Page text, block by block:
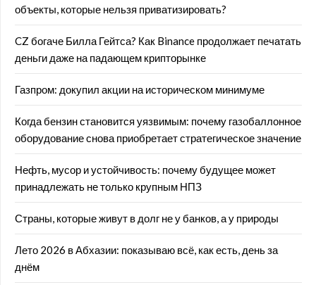
объекты, которые нельзя приватизировать?
CZ богаче Билла Гейтса? Как Binance продолжает печатать
деньги даже на падающем крипторынке
Газпром: докупил акции на историческом минимуме
Когда бензин становится уязвимым: почему газобаллонное
оборудование снова приобретает стратегическое значение
Нефть, мусор и устойчивость: почему будущее может
принадлежать не только крупным НПЗ
Страны, которые живут в долг не у банков, а у природы
Лето 2026 в Абхазии: показываю всё, как есть, день за
днём